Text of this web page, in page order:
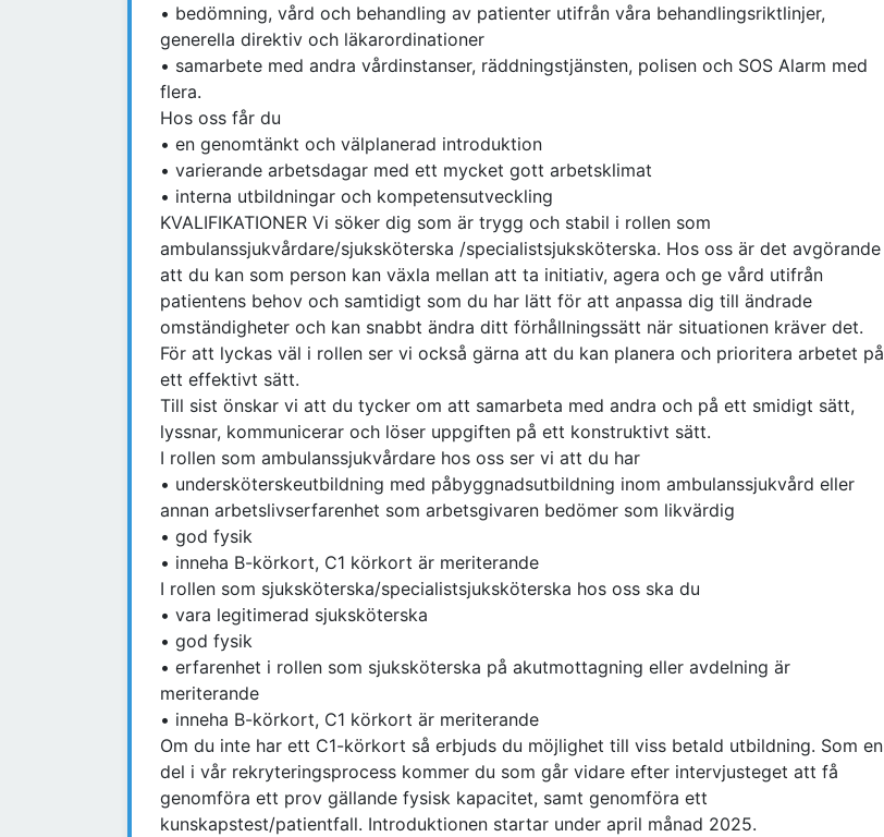
• bedömning, vård och behandling av patienter utifrån våra behandlingsriktlinjer,
generella direktiv och läkarordinationer
• samarbete med andra vårdinstanser, räddningstjänsten, polisen och SOS Alarm med
flera.
Hos oss får du
• en genomtänkt och välplanerad introduktion
• varierande arbetsdagar med ett mycket gott arbetsklimat
• interna utbildningar och kompetensutveckling
KVALIFIKATIONER Vi söker dig som är trygg och stabil i rollen som
ambulanssjukvårdare/sjuksköterska /specialistsjuksköterska. Hos oss är det avgörande
att du kan som person kan växla mellan att ta initiativ, agera och ge vård utifrån
patientens behov och samtidigt som du har lätt för att anpassa dig till ändrade
omständigheter och kan snabbt ändra ditt förhållningssätt när situationen kräver det.
För att lyckas väl i rollen ser vi också gärna att du kan planera och prioritera arbetet på
ett effektivt sätt.
Till sist önskar vi att du tycker om att samarbeta med andra och på ett smidigt sätt,
lyssnar, kommunicerar och löser uppgiften på ett konstruktivt sätt.
I rollen som ambulanssjukvårdare hos oss ser vi att du har
• undersköterskeutbildning med påbyggnadsutbildning inom ambulanssjukvård eller
annan arbetslivserfarenhet som arbetsgivaren bedömer som likvärdig
• god fysik
• inneha B-körkort, C1 körkort är meriterande
I rollen som sjuksköterska/specialistsjuksköterska hos oss ska du
• vara legitimerad sjuksköterska
• god fysik
• erfarenhet i rollen som sjuksköterska på akutmottagning eller avdelning är
meriterande
• inneha B-körkort, C1 körkort är meriterande
Om du inte har ett C1-körkort så erbjuds du möjlighet till viss betald utbildning. Som en
del i vår rekryteringsprocess kommer du som går vidare efter intervjusteget att få
genomföra ett prov gällande fysisk kapacitet, samt genomföra ett
kunskapstest/patientfall. Introduktionen startar under april månad 2025.